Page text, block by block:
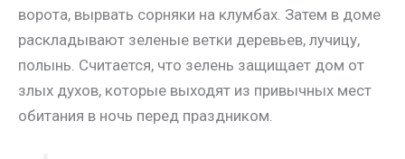
ворота, вырвать сорняки на клумбах. Затем в доме
раскладывают зеленые ветки деревьев, лучицу,
полынь. Считается, что зелень защищает дом от
злых духов, которые выходят из привычных мест
обитания в ночь перед праздником.